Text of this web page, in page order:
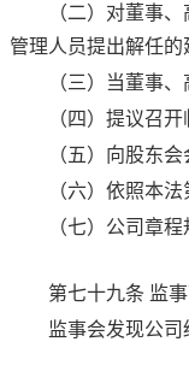
（二）对董事
管理人员提出解任的
（三）当董事
（四）提议召
（五）向股东会
（六）依照本法
（七）公司章
第七十九条 监
监事会发现公